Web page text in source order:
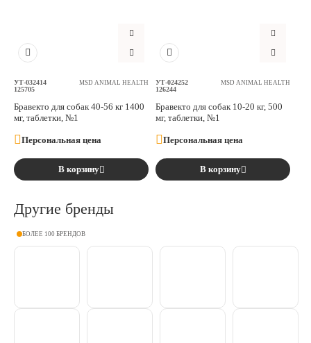
УТ-032414
125705
MSD ANIMAL HEALTH
Бравекто для собак 40-56 кг 1400
мг, таблетки, №1
Персональная цена
В корзину
УТ-024252
126244
MSD ANIMAL HEALTH
Бравекто для собак 10-20 кг, 500
мг, таблетки, №1
Персональная цена
В корзину
Другие бренды
БОЛЕЕ 100 БРЕНДОВ